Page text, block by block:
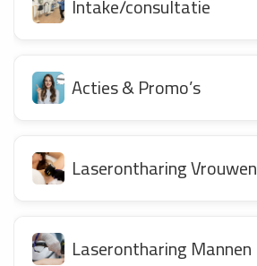
Acties & Promo’s
Laserontharing Vrouwen
Laserontharing Mannen